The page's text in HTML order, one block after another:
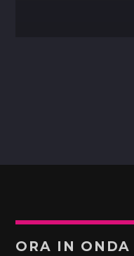
ORA IN ONDA